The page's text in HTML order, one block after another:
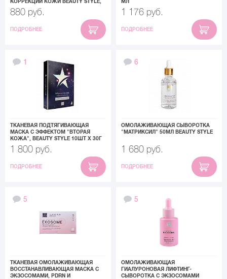
КОРРЕКЦИИ КОЖИ BEAUTY STYLE,
130 МЛ
880 руб.
ПОДРОБНЕЕ
МЛ
1 176 руб.
ПОДРОБНЕЕ
ТКАНЕВАЯ ПОДТЯГИВАЮЩАЯ
МАСКА С ЭФФЕКТОМ "ВТОРАЯ
КОЖА", BEAUTY STYLE 10ШТ Х 30Г
1
1 800 руб.
ПОДРОБНЕЕ
ОМОЛАЖИВАЮЩАЯ СЫВОРОТКА
"МАТРИКСИЛ" 50МЛ BEAUTY STYLE
6
1 680 руб.
ПОДРОБНЕЕ
ТКАНЕВАЯ ОМОЛАЖИВАЮЩАЯ
ВОССТАНАВЛИВАЮЩАЯ МАСКА С
ЭКЗОСОМАМИ, PDRN И
5
ОМОЛАЖИВАЮЩАЯ
ГИАЛУРОНОВАЯ ЛИФТИНГ-
СЫВОРОТКА С ЭКЗОСОМАМИ
5